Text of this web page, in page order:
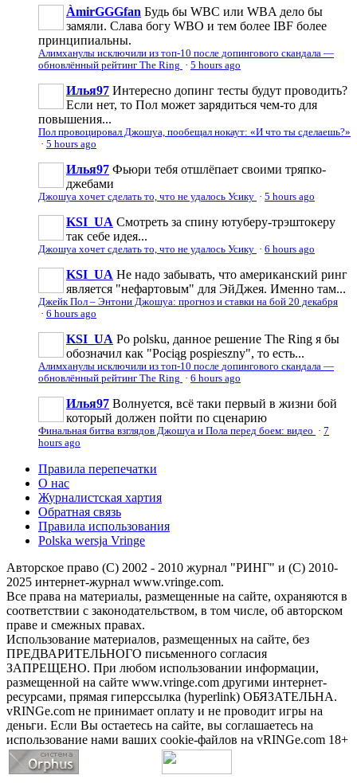
ÀmirGGGfan Будь бы WBC или WBA дело бы
замяли. Слава богу WBO и тем более IBF более
принципиальны.
Алимханулы исключили из топ-10 после допингового скандала —
обновлённый рейтинг The Ring · 5 hours ago
Илья97 Интересно допинг тесты будут проводить?
Если нет, то Пол может зарядиться чем-то для
повышения...
Пол провоцировал Джошуа, пообещал нокаут: «И что ты сделаешь?»
· 5 hours ago
Илья97 Фьюри тебя отшлёпает своими тряпко-
джебами
Джошуа хочет сделать то, что не удалось Усику · 5 hours ago
KSI_UA Смотреть за спину ютуберу-трэштокеру
так себе идея...
Джошуа хочет сделать то, что не удалось Усику · 6 hours ago
KSI_UA Не надо забывать, что американский ринг
является "нефартовым" для ЭйДжея. Именно там...
Джейк Пол – Энтони Джошуа: прогноз и ставки на бой 20 декабря
· 6 hours ago
KSI_UA Po polsku, данное решение The Ring я бы
обозначил как "Pociąg pospieszny", то есть...
Алимханулы исключили из топ-10 после допингового скандала —
обновлённый рейтинг The Ring · 6 hours ago
Илья97 Волнуется, всё таки первый в жизни бой
который должен пойти по сценарию
Финальная битва взглядов Джошуа и Пола перед боем: видео · 7
hours ago
Правила перепечатки
О нас
Журналистская хартия
Обратная связь
Правила использования
Polska wersja Vringe
Авторское право (С) 2002 - 2010 журнал "РИНГ" и (С) 2010-
2025 интернет-журнал www.vringe.com.
Все права на материалы, размещенные на сайте, охраняются в
соответствии с законодательством, в том числе, об авторском
праве и смежных правах.
Использование материалов, размещенных на сайте, без
ПРЕДВАРИТЕЛЬНОГО письменного согласия
ЗАПРЕЩЕНО. При любом использовании информации,
размещенной на сайте www.vringe.com другими интернет-
ресурсами, прямая гиперссылка (hyperlink) ОБЯЗАТЕЛЬНА.
vRINGe.com не принимает оплату и не проводит игры на
деньги. Если Вы остаетесь на сайте, вы соглашаетесь на
использование нами ваших cookie-файлов на vRINGe.com 18+